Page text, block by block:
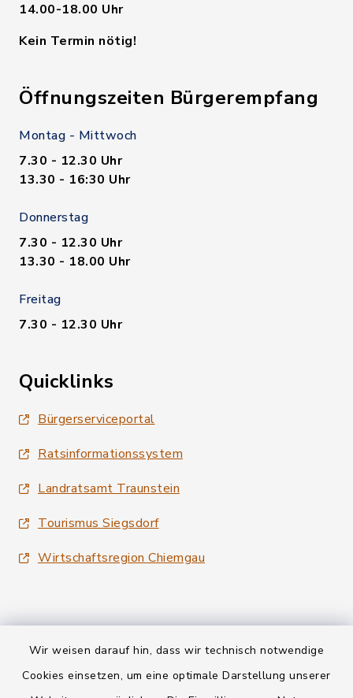
Wir weisen darauf hin, dass wir technisch notwendige
Cookies einsetzen, um eine optimale Darstellung unserer
14.00-18.00 Uhr
Kein Termin nötig!
Öffnungszeiten Bürgerempfang
Montag - Mittwoch
7.30 - 12.30 Uhr
13.30 - 16:30 Uhr
Donnerstag
7.30 - 12.30 Uhr
13.30 - 18.00 Uhr
Freitag
7.30 - 12.30 Uhr
Quicklinks
Bürgerserviceportal
Ratsinformationssystem
Landratsamt Traunstein
Tourismus Siegsdorf
Wirtschaftsregion Chiemgau
Kontakt